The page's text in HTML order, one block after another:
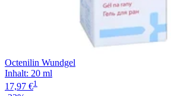
Octenilin Wundgel
Inhalt: 20 ml
17,97 €1